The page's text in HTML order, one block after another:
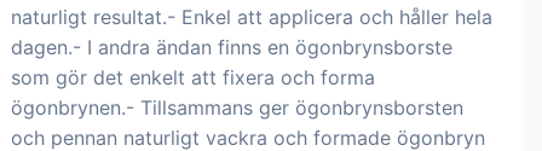
naturligt resultat.- Enkel att applicera och håller hela
dagen.- I andra ändan finns en ögonbrynsborste
som gör det enkelt att fixera och forma
ögonbrynen.- Tillsammans ger ögonbrynsborsten
och pennan naturligt vackra och formade ögonbryn